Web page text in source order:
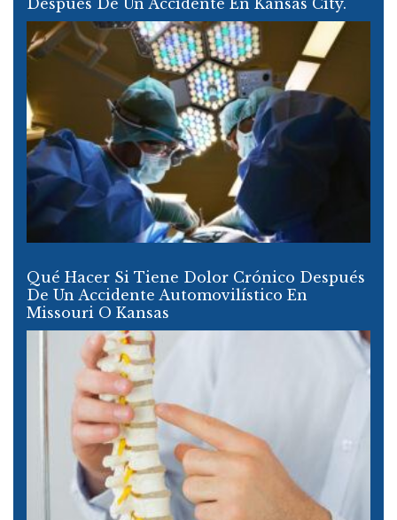
Qué Hacer Si Tiene Dolor Crónico Después
De Un Accidente Automovilístico En
Missouri O Kansas